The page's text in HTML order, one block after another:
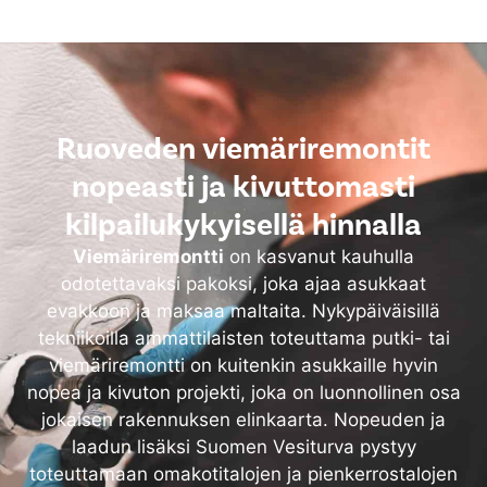
Ruoveden viemäriremontit
nopeasti ja kivuttomasti
kilpailukykyisellä hinnalla
Viemäriremontti on kasvanut kauhulla
odotettavaksi pakoksi, joka ajaa asukkaat
evakkoon ja maksaa maltaita. Nykypäiväisillä
tekniikoilla ammattilaisten toteuttama putki- tai
viemäriremontti on kuitenkin asukkaille hyvin
nopea ja kivuton projekti, joka on luonnollinen osa
jokaisen rakennuksen elinkaarta. Nopeuden ja
laadun lisäksi Suomen Vesiturva pystyy
toteuttamaan omakotitalojen ja pienkerrostalojen